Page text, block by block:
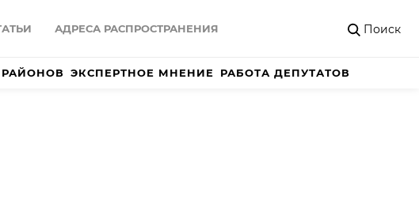
АДРЕСА РАСПРОСТРАНЕНИЯ Поиск
ЭКСПЕРТНОЕ МНЕНИЕ РАБОТА ДЕПУТАТОВ